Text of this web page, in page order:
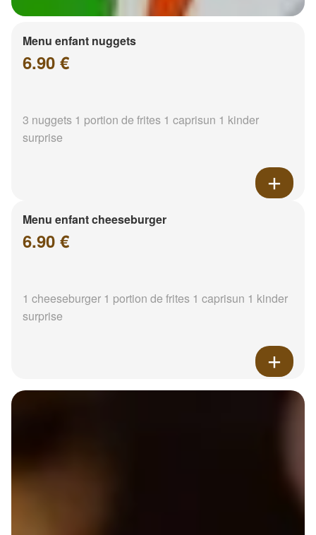
Menu enfant nuggets
6.90 €
3 nuggets 1 portion de frites 1 caprisun 1 kinder
surprise
Menu enfant cheeseburger
6.90 €
1 cheeseburger 1 portion de frites 1 caprisun 1 kinder
surprise